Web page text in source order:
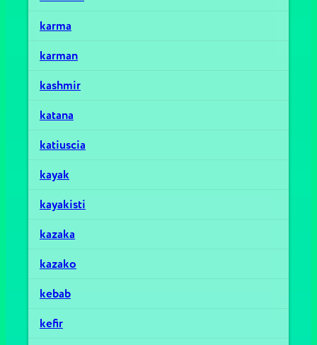
karma
karman
kashmir
katana
katiuscia
kayak
kayakisti
kazaka
kazako
kebab
kefir